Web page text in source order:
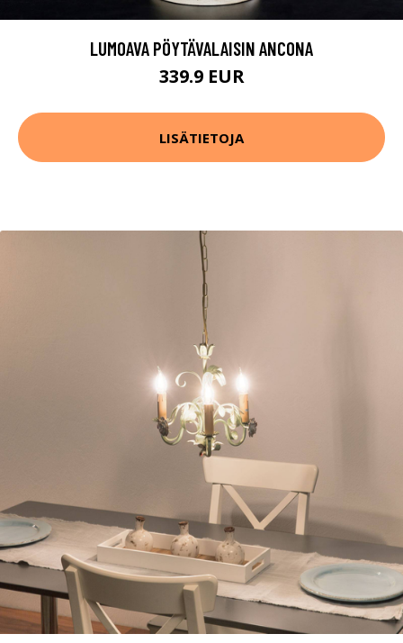
LUMOAVA PÖYTÄVALAISIN ANCONA
339.9 EUR
LISÄTIETOJA